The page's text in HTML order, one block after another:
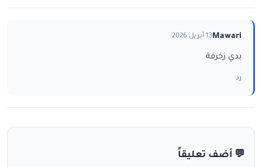
Mawari13 أبريل 2026
بدي زخرفة
رد
💬 أضف تعليقاً